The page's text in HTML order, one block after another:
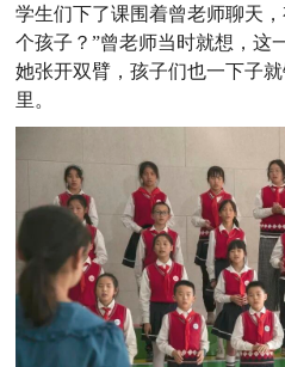
学生们下了课围着曾老师聊天
个孩子？”曾老师当时就想，这
她张开双臂，孩子们也一下子
里。